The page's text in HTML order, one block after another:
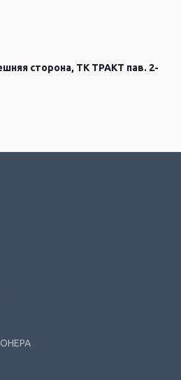
сторона, ТК ТРАКТ пав. 2-